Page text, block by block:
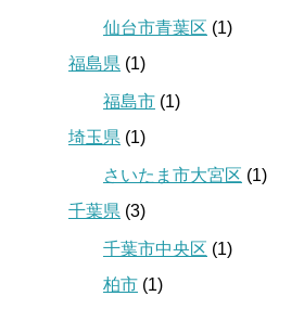
仙台市青葉区 (1)
福島県 (1)
福島市 (1)
埼玉県 (1)
さいたま市大宮区 (1)
千葉県 (3)
千葉市中央区 (1)
柏市 (1)